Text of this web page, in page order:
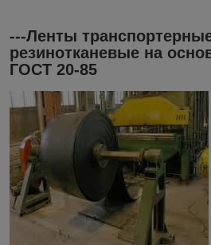
---Ленты
резинотканевые на
ГОСТ 20-85